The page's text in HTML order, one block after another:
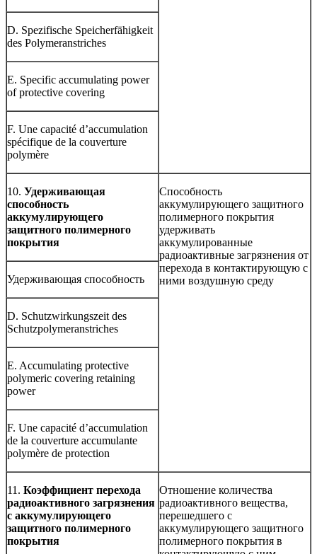
D. Spezifische Speicherfähigkeit
des Polymeranstriches
E. Specific accumulating power
of protective covering
F. Une capacité d’accumulation
spécifique de la couverture
polymère
10. Удерживающая
способность
аккумулирующего
защитного полимерного
покрытия
Способность
аккумулирующего защитного
полимерного покрытия
удерживать
аккумулированные
радиоактивные загрязнения от
перехода в контактирующую с
ними воздушную среду
Удерживающая способность
D. Schutzwirkungszeit des
Schutzpolymeranstriches
E. Accumulating protective
polymeric covering retaining
power
F. Une capacité d’accumulation
de la couverture accumulante
polymère de protection
11. Коэффициент перехода
радиоактивного загрязнения
с аккумулирующего
защитного полимерного
покрытия
Отношение количества
радиоактивного вещества,
перешедшего с
аккумулирующего защитного
полимерного покрытия в